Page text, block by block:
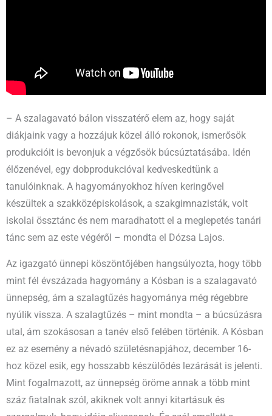
– A szalagavató bálon visszatérő elem az, hogy saját
diákjaink vagy a hozzájuk közel álló rokonok, ismerősök
produkcióit is bevonjuk a végzősök búcsúztatásába. Idén
élőzenével, egy dobprodukcióval kedveskedtünk a
tanulóinknak. A hagyományokhoz híven keringővel
készültek a szakközépiskolások, a szakgimnazisták, volt
iskolai össztánc és nem maradhatott el a meglepetés tanári
tánc sem az este végéről – mondta el Dózsa Lajos.
Az igazgató ünnepi köszöntőjében hangsúlyozta, hogy több
mint fél évszázada hagyomány a Kósban is a szalagavató
ünnepség, ám a szalagtűzés hagyománya még régebbre
nyúlik vissza. A szalagtűzés – mint mondta – a búcsúzásra
utal, ám szokásosan a tanév első felében történik. A Kósban
ez az esemény a névadó születésnapjához, december 16-
hoz közel esik, egy hosszabb készülődés lezárását is jelenti.
Mint fogalmazott, az ünnepség öröme annak a több mint
száz fiatalnak szól, akiknek volt annyi kitartásuk és